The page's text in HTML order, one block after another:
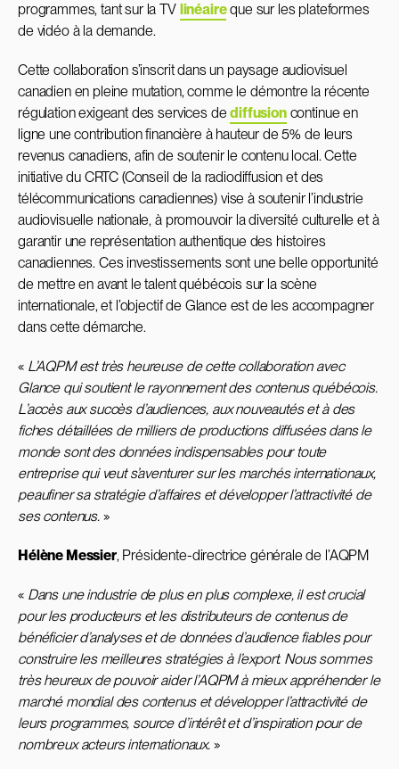
programmes, tant sur la TV linéaireque sur les plateformes
de vidéo à la demande.
Cette collaboration s’inscrit dans un paysage audiovisuel
canadien en pleine mutation, comme le démontre la récente
régulation exigeant des services dediffusioncontinue en
ligne une contribution financière à hauteur de 5% de leurs
revenus canadiens, afin de soutenir le contenu local. Cette
initiative du CRTC (Conseil de la radiodiffusion et des
télécommunications canadiennes) vise à soutenir l’industrie
audiovisuelle nationale, à promouvoir la diversité culturelle et à
garantir une représentation authentique des histoires
canadiennes. Ces investissements sont une belle opportunité
de mettre en avant le talent québécois sur la scène
internationale, et l’objectif de Glance est de les accompagner
dans cette démarche.
« L’AQPM est très heureuse de cette collaboration avec
Glance qui soutient le rayonnement des contenus québécois.
L’accès aux succès d’audiences, aux nouveautés et à des
fiches détaillées de milliers de productions diffusées dans le
monde sont des données indispensables pour toute
entreprise qui veut s’aventurer sur les marchés internationaux,
peaufiner sa stratégie d’affaires et développer l’attractivité de
ses contenus.»
Hélène Messier, Présidente-directrice générale de l’AQPM
« Dans une industrie de plus en plus complexe, il est crucial
pour les producteurs et les distributeurs de contenus de
bénéficier d’analyses et de données d’audience fiables pour
construire les meilleures stratégies à l’export. Nous sommes
très heureux de pouvoir aider l’AQPM à mieux appréhender le
marché mondial des contenus et développer l’attractivité de
leurs programmes, source d’intérêt et d’inspiration pour de
nombreux acteurs internationaux. »